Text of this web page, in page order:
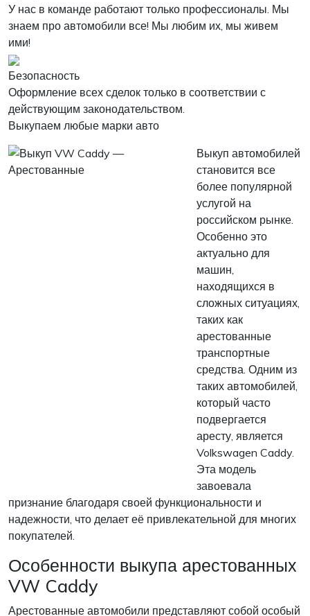
У нас в команде работают только профессионалы. Мы
знаем про автомобили все! Мы любим их, мы живем
ими!
Безопасность
Оформление всех сделок только в соответствии с
действующим законодательством.
Выкупаем любые марки авто
Выкуп автомобилей
становится все
более популярной
услугой на
российском рынке.
Особенно это
актуально для
машин,
находящихся в
сложных ситуациях,
таких как
арестованные
транспортные
средства. Одним из
таких автомобилей,
который часто
подвергается
аресту, является
Volkswagen Caddy.
Эта модель
завоевала
признание благодаря своей функциональности и
надежности, что делает её привлекательной для многих
покупателей.
Особенности выкупа арестованных
VW Caddy
Арестованные автомобили представляют собой особый